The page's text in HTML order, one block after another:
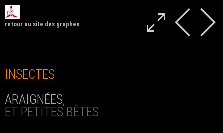
retour au site des graphes
INSECTES
ARAIGNÉES,
ET PETITES BÊTES